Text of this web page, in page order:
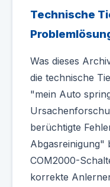
Technische
Was dieses
die technische
"mein Auto
berüchtigte
Abgasreinigung"
COM2000-
korrekte